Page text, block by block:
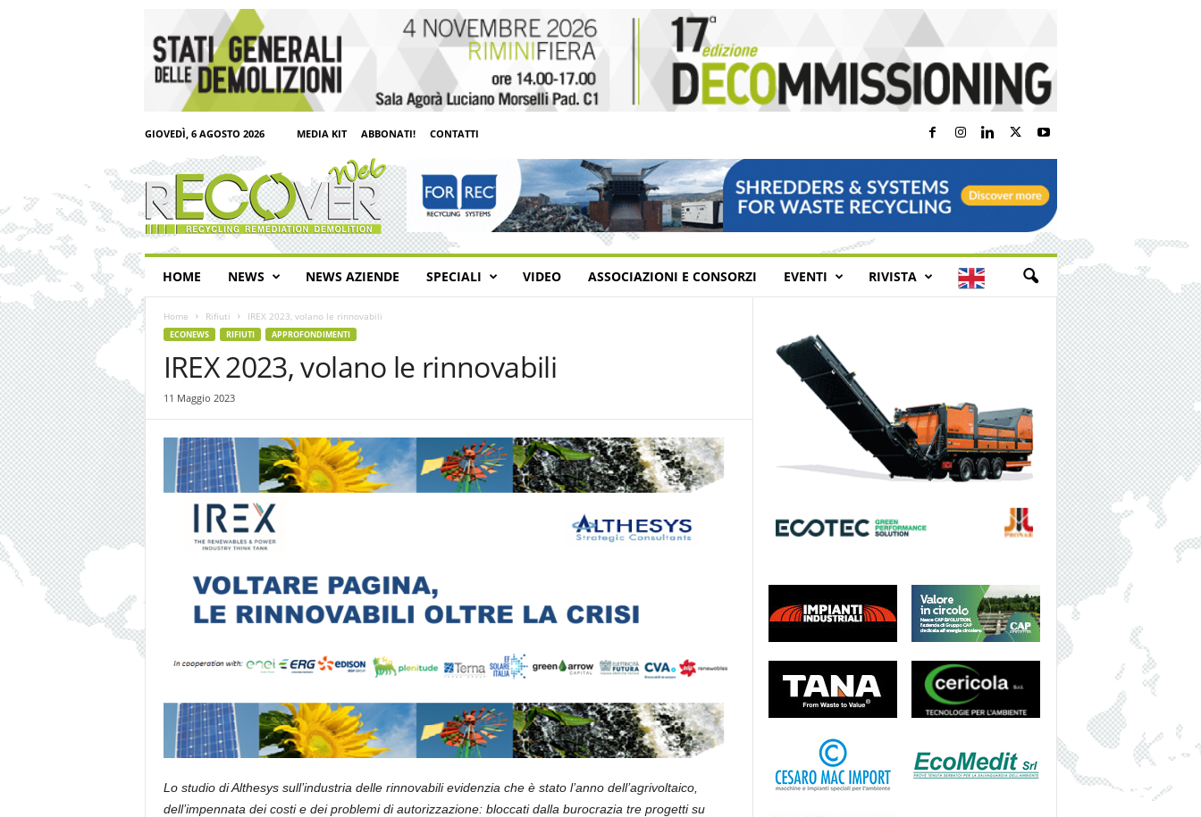
GIOVEDÌ, 6 AGOSTO 2026 MEDIA KIT ABBONATI!
CONTATTI
e
c
o
v
e
HOME NEWS NEWS AZIENDE SPECIALI VIDEO ASSOCIAZIONI E CONSORZI EVENTI RIVISTA E
I
S
E
W
Home Rifiuti IREX 2023, volano le rinnovabili
ECONEWS RIFIUTI APPROFONDIMENTI
IREX 2023, volano le rinnovabili
11 Maggio 2023
Lo studio di Althesys sull’industria delle rinnovabili evidenzia che è stato l’anno dell’agrivoltaico,
dell’impennata dei costi e dei problemi di autorizzazione: bloccati dalla burocrazia tre progetti su